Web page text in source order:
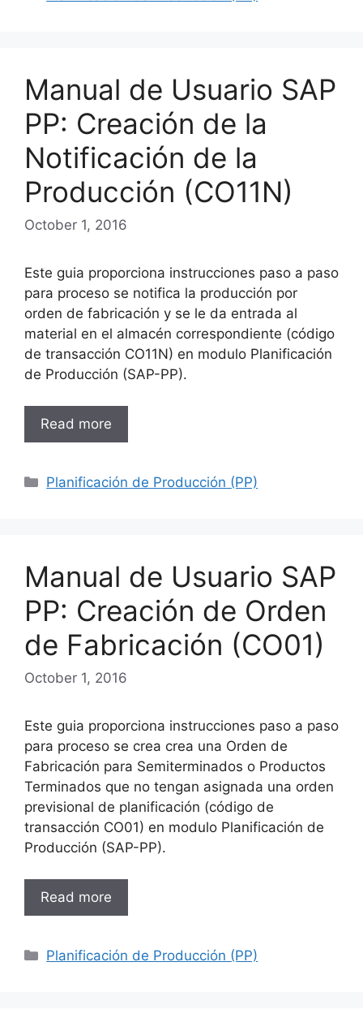
Manual de Usuario SAP
PP: Creación de la
Notificación de la
Producción (CO11N)
October 1, 2016
Este guia proporciona instrucciones paso a paso
para proceso se notifica la producción por
orden de fabricación y se le da entrada al
material en el almacén correspondiente (código
de transacción CO11N) en modulo Planificación
de Producción (SAP-PP).
Read more
Categories
Planificación de Producción (PP)
Manual de Usuario SAP
PP: Creación de Orden
de Fabricación (CO01)
October 1, 2016
Este guia proporciona instrucciones paso a paso
para proceso se crea crea una Orden de
Fabricación para Semiterminados o Productos
Terminados que no tengan asignada una orden
previsional de planificación (código de
transacción CO01) en modulo Planificación de
Producción (SAP-PP).
Read more
Categories
Planificación de Producción (PP)